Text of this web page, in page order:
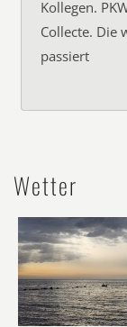
Kollegen.
Collecte. Die
passiert
Wetter